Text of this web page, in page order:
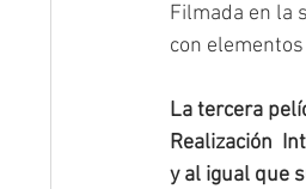
Filmada en la
con
La tercera
Realización
y al igual que